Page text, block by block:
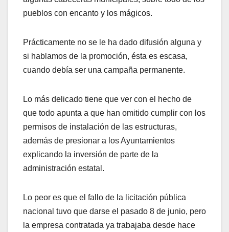
pueblos con encanto y los mágicos.
Prácticamente no se le ha dado difusión alguna y
si hablamos de la promoción, ésta es escasa,
cuando debía ser una campaña permanente.
Lo más delicado tiene que ver con el hecho de
que todo apunta a que han omitido cumplir con los
permisos de instalación de las estructuras,
además de presionar a los Ayuntamientos
explicando la inversión de parte de la
administración estatal.
Lo peor es que el fallo de la licitación pública
nacional tuvo que darse el pasado 8 de junio, pero
la empresa contratada ya trabajaba desde hace